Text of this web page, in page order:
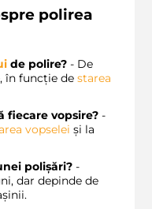
polirea
de polire? - De
în funcție de starea
fiecare vopsire? -
vopselei și la
polișări? -
dar depinde de